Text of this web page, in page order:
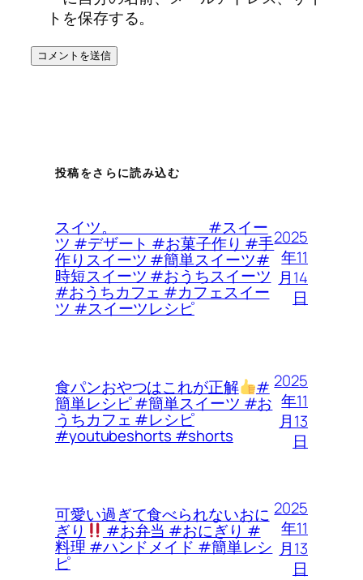
トを保存する。
投稿をさらに読み込む
スイツ。 #スイー
ツ #デザート #お菓子作り #手
作りスイーツ #簡単スイーツ#
時短スイーツ #おうちスイーツ
#おうちカフェ #カフェスイー
ツ #スイーツレシピ
2025
年11
月14
日
食パンおやつはこれが正解 #
簡単レシピ #簡単スイーツ #お
うちカフェ #レシピ
#youtubeshorts #shorts
2025
年11
月13
日
可愛い過ぎて食べられないおに
ぎり #お弁当 #おにぎり #
料理 #ハンドメイド #簡単レシ
ピ
2025
年11
月13
日